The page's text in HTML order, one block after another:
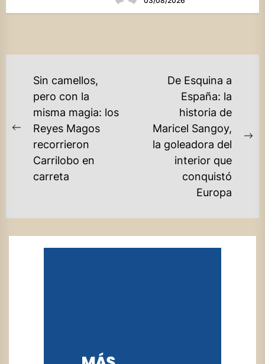
NAVEGACIÓN
ENTRADAS
Previous
post:
Sin camellos,
pero con la
misma magia: los
Reyes Magos
recorrieron
Carrilobo en
carreta
De Esquina a
España: la
historia de
Maricel Sangoy,
la goleadora del
interior que
conquistó
Europa